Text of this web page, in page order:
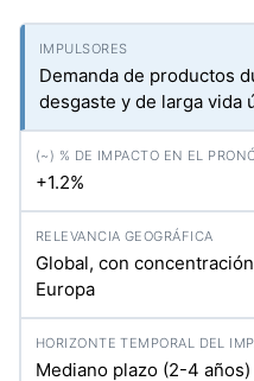
Demanda de productos
desgaste y de larga vida
+1.2%
Global, con
Europa
Mediano plazo (2-4 años)